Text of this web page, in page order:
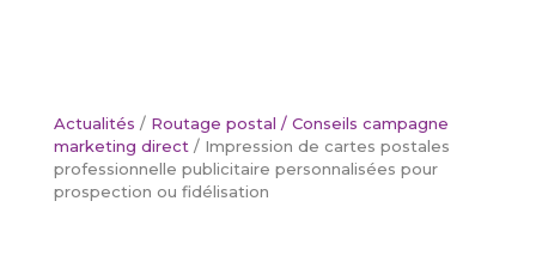
Actualités / Routage postal / Conseils campagne
marketing direct / Impression de cartes postales
professionnelle publicitaire personnalisées pour
prospection ou fidélisation